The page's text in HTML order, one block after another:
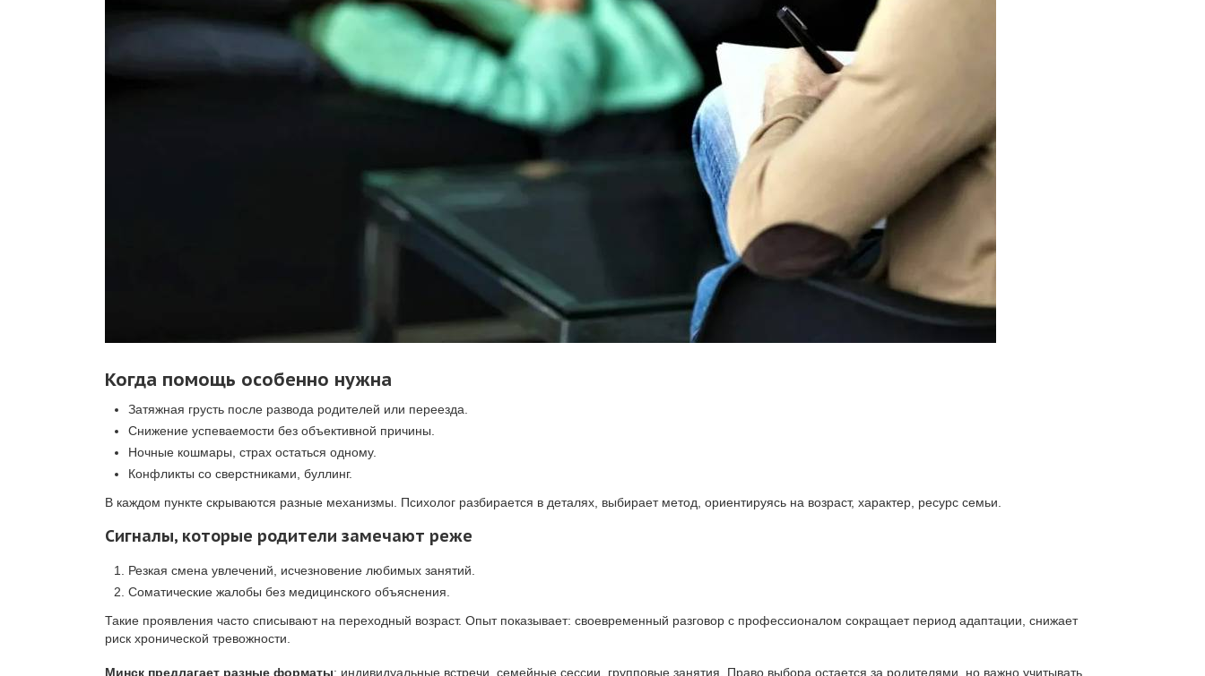
Когда помощь особенно нужна
Затяжная грусть после развода родителей или переезда.
Снижение успеваемости без объективной причины.
Ночные кошмары, страх остаться одному.
Конфликты со сверстниками, буллинг.
В каждом пункте скрываются разные механизмы. Психолог разбирается в деталях, выбирает метод, ориентируясь на возраст, характер, ресурс семьи.
Сигналы, которые родители замечают реже
Резкая смена увлечений, исчезновение любимых занятий.
Соматические жалобы без медицинского объяснения.
Такие проявления часто списывают на переходный возраст. Опыт показывает: своевременный разговор с профессионалом сокращает период адаптации, снижает
риск хронической тревожности.
Минск предлагает разные форматы: индивидуальные встречи, семейные сессии, групповые занятия. Право выбора остается за родителями, но важно учитывать